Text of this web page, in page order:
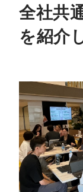
全社共
を紹介